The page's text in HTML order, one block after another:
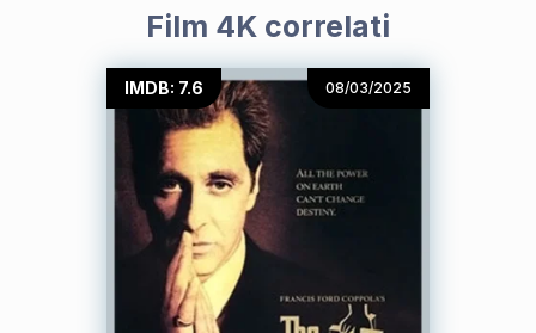
Film 4K correlati
IMDB: 7.6 08/03/2025